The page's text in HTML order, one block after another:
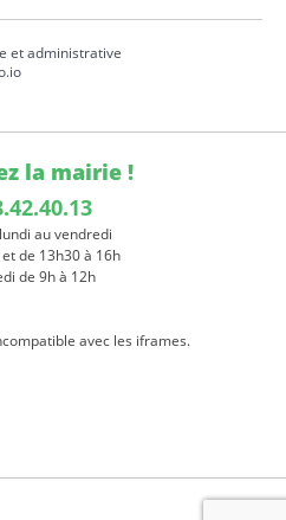
et administrative
la mairie !
au vendredi
de 13h30 à 16h
de 9h à 12h
avec les iframes.